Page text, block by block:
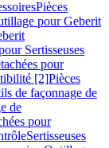
Pièces
pour Geberit
Sertisseuses
pour
[2]Pièces
de façonnage de
de
pour
Sertisseuses